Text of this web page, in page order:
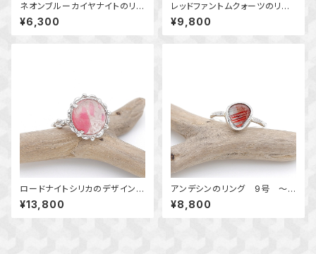
ネオンブルーカイヤナイトのリン
グ 9号 真鍮 天然石リン
グ 一点物 macari 指輪
¥6,300
レッドファントムクォーツのリン
グ 9.5号 ～成長の跡を残
して～ 天然石アクセサリ
ー 一点物
¥9,800
ロードナイトシリカのデザインリ
ング ９号 ～バラの花びら閉
じ込めて～ 天然石アクセサリ
ー 一点物
¥13,800
アンデシンのリング 9号 ～
紅の層影～ 天然石アクセサリ
ー 指輪 一点物
¥8,800